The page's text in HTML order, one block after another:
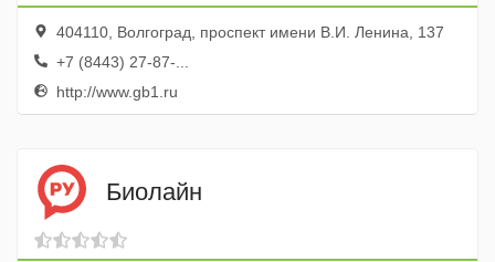
отделение
404110, Волгоград, проспект имени В.И. Ленина, 137
+7 (8443) 27-87-...
http://www.gb1.ru
Биолайн